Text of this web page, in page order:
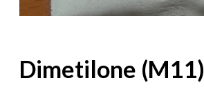
Dimetilone (M11)